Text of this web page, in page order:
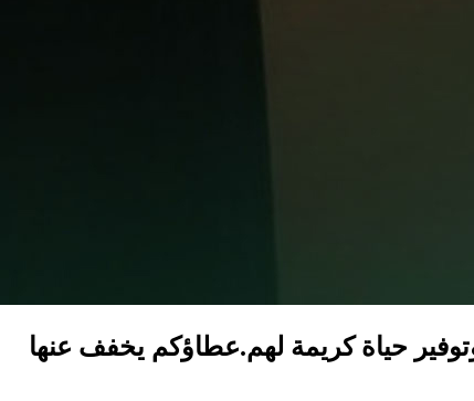
حياة كريمة لهم.عطاؤكم يخفف عنها